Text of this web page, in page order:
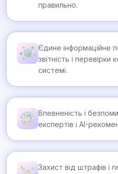
правильно.
Єдине інформаційне
звітність і
системі.
Впевненість і
експертів і AI-
Захист від штрафів і